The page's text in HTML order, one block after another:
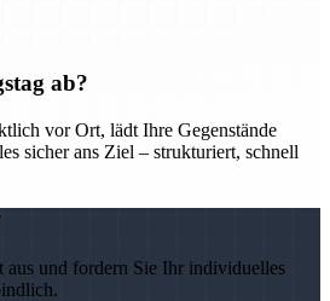
ab?
vor Ort, lädt Ihre Gegenstände
sicher ans Ziel – strukturiert, schnell
aus und fordern Sie Ihr individuelles